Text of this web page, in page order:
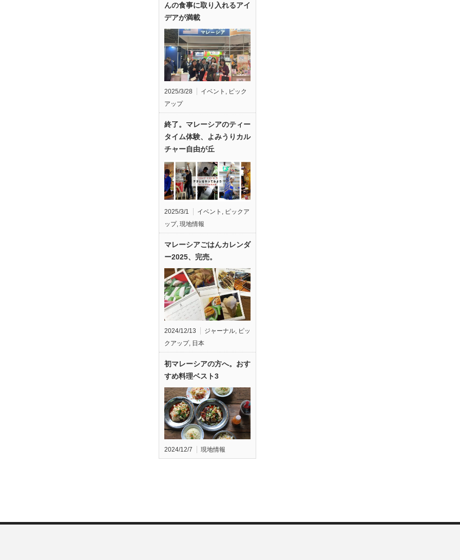
んの食事に取り入れるアイ
デアが満載
2025/3/28 イベント
ピック
アップ
終了。マレーシアのティー
タイム体験、よみうりカル
チャー自由が丘
2025/3/1 イベント , ピックア
ップ, 現地情報
マレーシアごはんカレンダ
ー2025、完売。
2024/12/13 ジャーナル ピッ
クアップ, 日本
初マレーシアの方へ。おす
すめ料理ベスト3
2024/12/7 現地情報